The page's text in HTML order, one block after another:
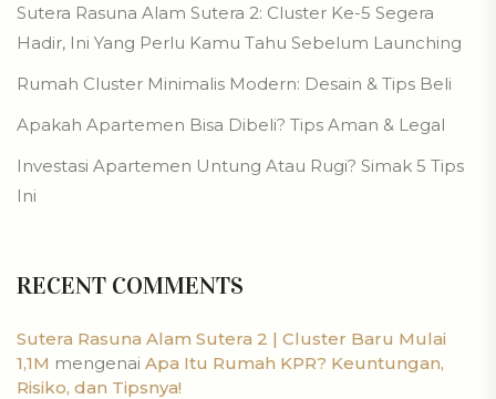
Sutera Rasuna Alam Sutera 2: Cluster Ke-5 Segera
Hadir, Ini Yang Perlu Kamu Tahu Sebelum Launching
Rumah Cluster Minimalis Modern: Desain & Tips Beli
Apakah Apartemen Bisa Dibeli? Tips Aman & Legal
Investasi Apartemen Untung Atau Rugi? Simak 5 Tips
Ini
RECENT COMMENTS
Sutera Rasuna Alam Sutera 2 | Cluster Baru Mulai
1,1M mengenai Apa Itu Rumah KPR? Keuntungan,
Risiko, dan Tipsnya!